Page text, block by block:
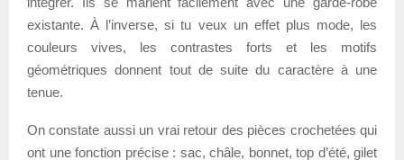
existante. À l’inverse, si tu veux un effet plus mode, les
couleurs vives, les contrastes forts et les motifs
géométriques donnent tout de suite du caractère à une
tenue.
On constate aussi un vrai retour des pièces crochetées qui
ont une fonction précise : sac, châle, bonnet, top d’été, gilet